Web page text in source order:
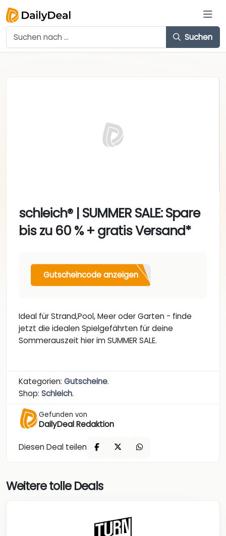
Suchen
schleich® | SUMMER SALE: Spare
bis zu 60 % + gratis Versand*
Gutscheincode anzeigen
Ideal für Strand,Pool, Meer oder Garten - finde
jetzt die idealen Spielgefährten für deine
Sommerauszeit hier im SUMMER SALE.
Kategorien: Gutscheine.
Shop: Schleich.
Gefunden von
DailyDeal Redaktion
Diesen Deal teilen
Weitere tolle Deals